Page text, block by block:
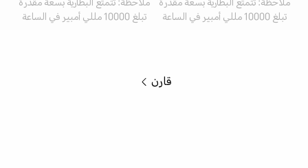
تبلغ 10000 مللي أمبير في الساعة
تبلغ 10000 مللي أمبير في الساعة
قارن